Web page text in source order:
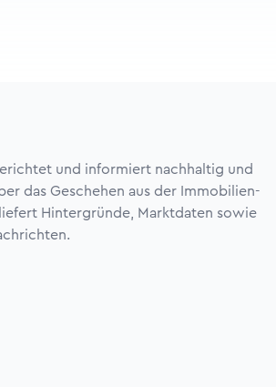
und informiert nachhaltig und
das Geschehen aus der Immobilien-
Hintergründe, Marktdaten sowie